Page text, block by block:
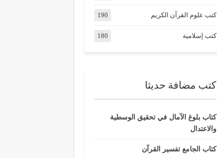
كتب علوم القرآن الكريم 190
كتب إسلامية 180
كتب مضافة حديثا
كتاب بلوغ الآمال في تحقيق الوسطية
والاعتدال
كتاب الجامع تفسير القرآن